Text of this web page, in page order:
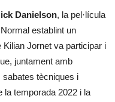
Danielson, la pel·lícula
establint un
Kilian Jornet va participar i
juntament amb
tècniques i
la temporada 2022 i la